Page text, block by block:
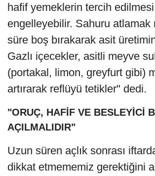
hafif yemeklerin tercih
engelleyebilir. Sahuru atlamak
süre boş bırakarak asit
Gazlı içecekler, asitli meyve
(portakal, limon, greyfurt gibi)
artırarak reflüyü tetikler" dedi.
"ORUÇ, HAFİF VE BESLEYİCİ
AÇILMALIDIR"
Uzun süren açlık sonrası
dikkat etmememiz gerektiğini